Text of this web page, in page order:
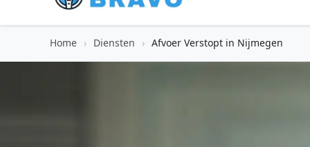
Home › Diensten › Afvoer Verstopt in Nijmegen